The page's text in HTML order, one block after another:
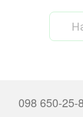
098 650-25-